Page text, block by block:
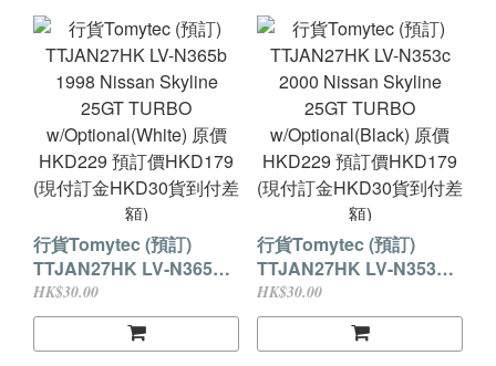
HKD30貨到付差額)
行貨Tomytec (預訂)
TTJAN27HK LV-N365b
1998 Nissan Skyline
25GT TURBO
w/Optional(White) 原價
HK$30.00
行貨Tomytec (預訂)
TTJAN27HK LV-N353c
2000 Nissan Skyline
25GT TURBO
w/Optional(Black) 原價
HK$30.00